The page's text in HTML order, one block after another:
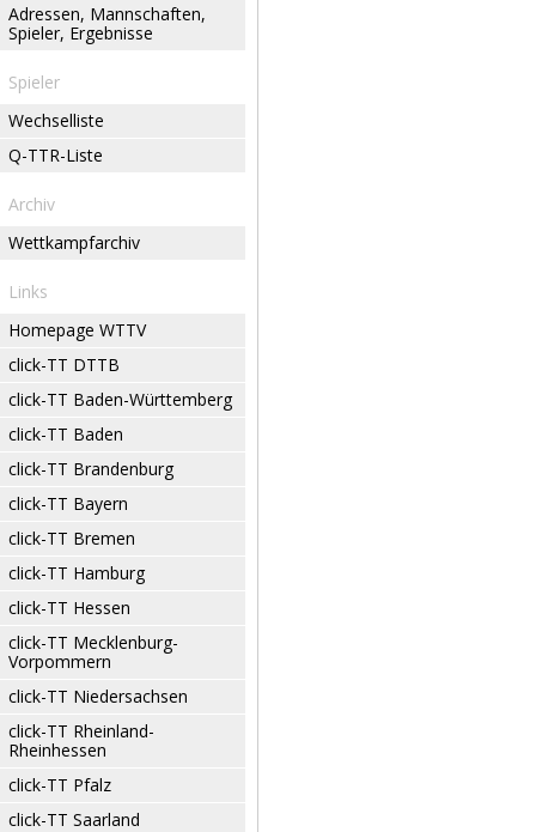
Adressen, Mannschaften,
Spieler, Ergebnisse
Spieler
Wechselliste
Q-TTR-Liste
Archiv
Wettkampfarchiv
Links
Homepage WTTV
click-TT DTTB
click-TT Baden-Württemberg
click-TT Baden
click-TT Brandenburg
click-TT Bayern
click-TT Bremen
click-TT Hamburg
click-TT Hessen
click-TT Mecklenburg-
Vorpommern
click-TT Niedersachsen
click-TT Rheinland-
Rheinhessen
click-TT Pfalz
click-TT Saarland